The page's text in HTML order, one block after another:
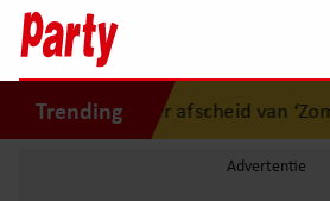
Trending
over afscheid van